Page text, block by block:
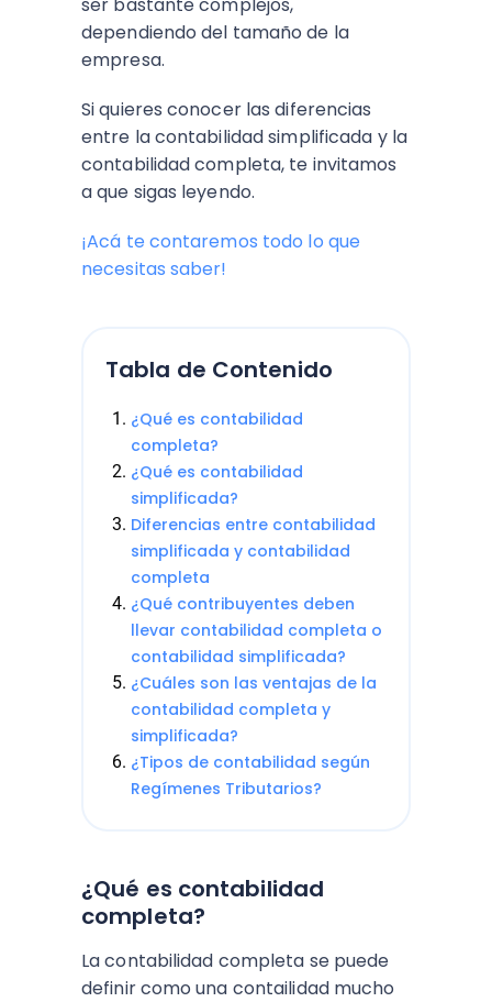
dependiendo del tamaño de la
empresa.
Si quieres conocer las diferencias
entre la contabilidad simplificada y la
contabilidad completa, te invitamos
a que sigas leyendo.
¡Acá te contaremos todo lo que
necesitas saber!
Tabla de Contenido
¿Qué es contabilidad
completa?
¿Qué es contabilidad
simplificada?
Diferencias entre contabilidad
simplificada y contabilidad
completa
¿Qué contribuyentes deben
llevar contabilidad completa o
contabilidad simplificada?
¿Cuáles son las ventajas de la
contabilidad completa y
simplificada?
¿Tipos de contabilidad según
Regímenes Tributarios?
¿Qué es contabilidad
completa?
La contabilidad completa se puede
definir como una contailidad mucho